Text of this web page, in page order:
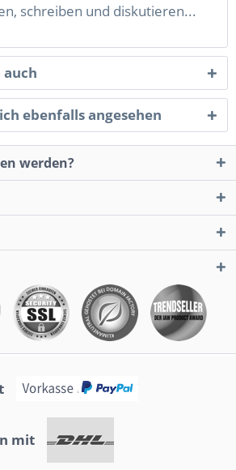
schreiben und diskutieren...
ebenfalls angesehen
werden?
mit